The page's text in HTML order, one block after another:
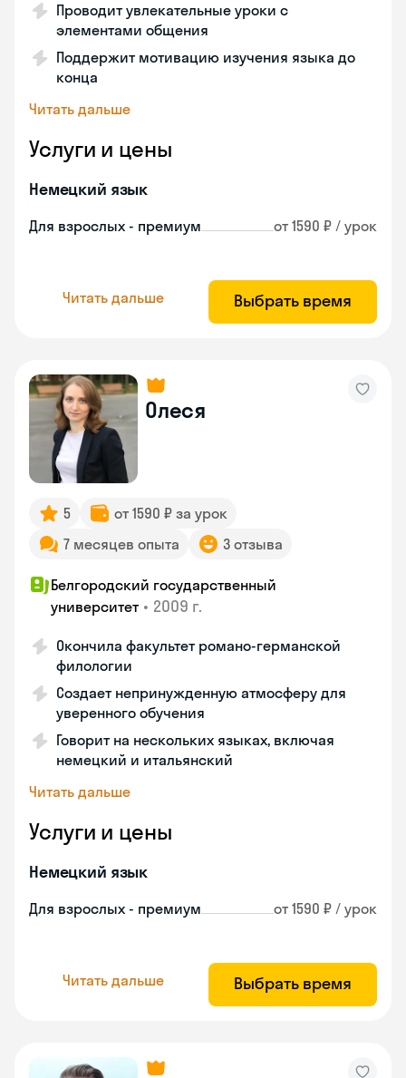
Проводит увлекательные уроки с
элементами общения
Поддержит мотивацию изучения языка до
конца
Читать дальше
Услуги и цены
Немецкий язык
Для взрослых - премиум от 1590 ₽ / урок
Читать дальше Выбрать время
Олеся
5
от 1590 ₽ за урок
7 месяцев опыта
3 отзыва
Белгородский государственный
университет • 2009 г.
Окончила факультет романо-германской
филологии
Создает непринужденную атмосферу для
уверенного обучения
Говорит на нескольких языках, включая
немецкий и итальянский
Читать дальше
Услуги и цены
Немецкий язык
Для взрослых - премиум от 1590 ₽ / урок
Читать дальше Выбрать время